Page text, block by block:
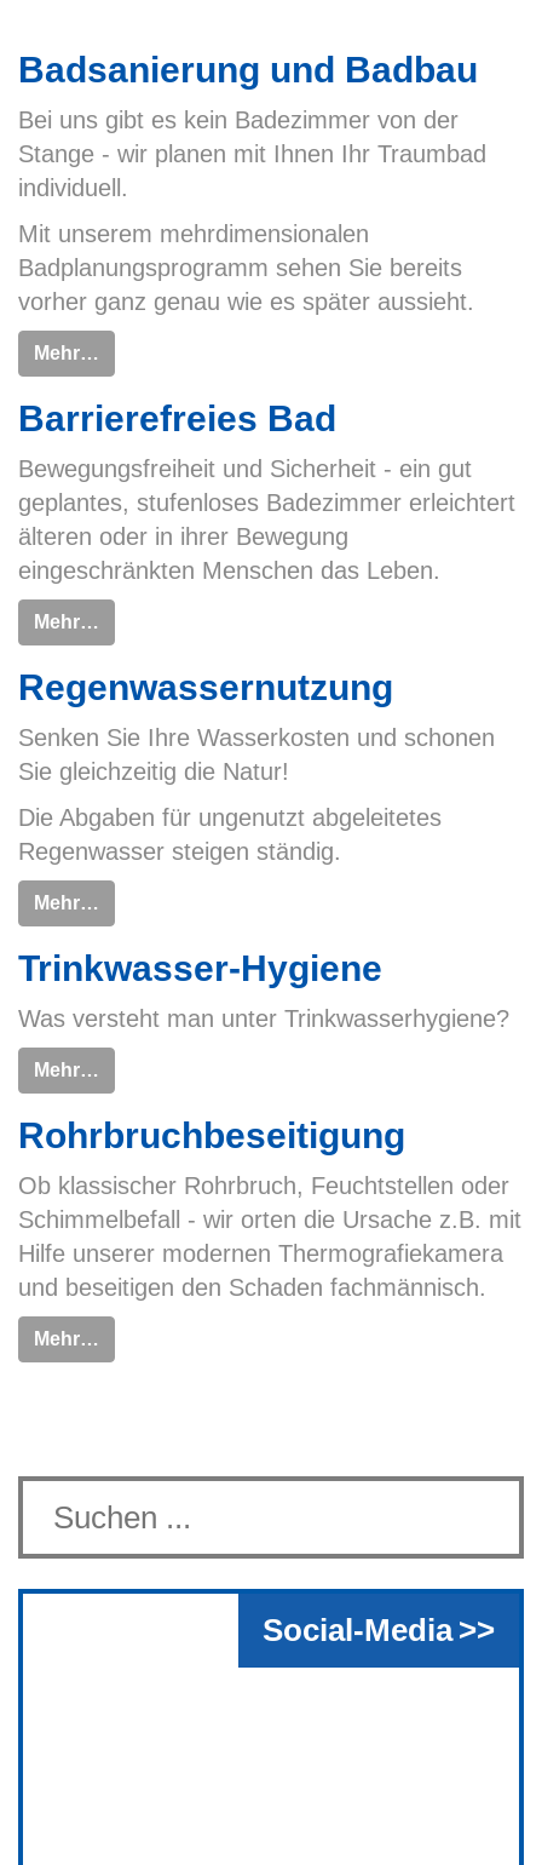
Badsanierung und Badbau
Bei uns gibt es kein Badezimmer von der
Stange - wir planen mit Ihnen Ihr Traumbad
individuell.
Mit unserem mehrdimensionalen
Badplanungsprogramm sehen Sie bereits
vorher ganz genau wie es später aussieht.
Mehr…
Barrierefreies Bad
Bewegungsfreiheit und Sicherheit - ein gut
geplantes, stufenloses Badezimmer erleichtert
älteren oder in ihrer Bewegung
eingeschränkten Menschen das Leben.
Mehr…
Regenwassernutzung
Senken Sie Ihre Wasserkosten und schonen
Sie gleichzeitig die Natur!
Die Abgaben für ungenutzt abgeleitetes
Regenwasser steigen ständig.
Mehr…
Trinkwasser-Hygiene
Was versteht man unter Trinkwasserhygiene?
Mehr…
Rohrbruchbeseitigung
Ob klassischer Rohrbruch, Feuchtstellen oder
Schimmelbefall - wir orten die Ursache z.B. mit
Hilfe unserer modernen Thermografiekamera
und beseitigen den Schaden fachmännisch.
Mehr…
Social-Media